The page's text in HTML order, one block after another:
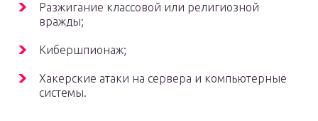
Разжигание классовой или религиозной
вражды;
Кибершпионаж;
Хакерские атаки на сервера и компьютерные
системы.